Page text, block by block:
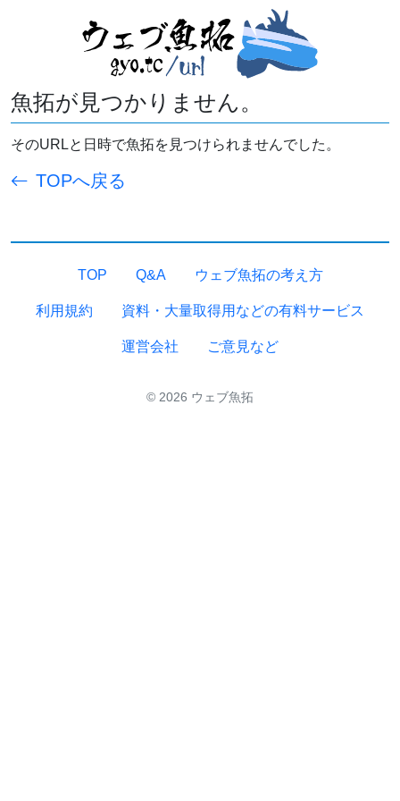
魚拓が見つかりません。
そのURLと日時で魚拓を見つけられませんでした。
TOPへ戻る
TOP Q&A ウェブ魚拓の考え方
利用規約 資料・大量取得用などの有料サービス
運営会社 ご意見など
© 2026 ウェブ魚拓